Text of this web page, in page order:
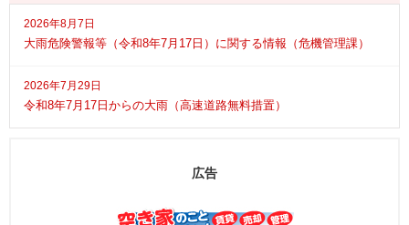
2026年8月7日
大雨危険警報等（令和8年7月17日）に関する情報（危機管理課）
2026年7月29日
令和8年7月17日からの大雨（高速道路無料措置）
広告